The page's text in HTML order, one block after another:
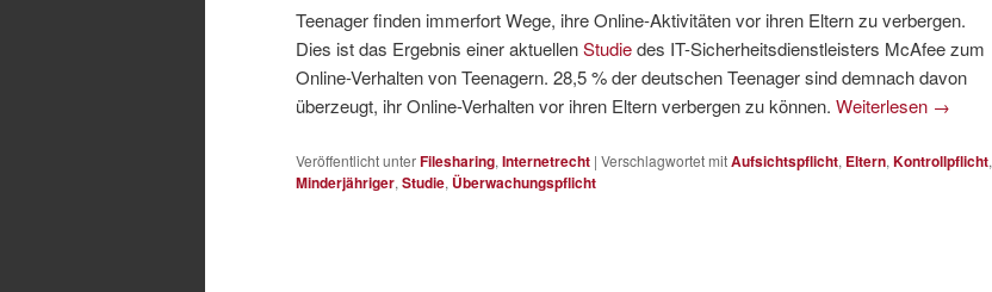
Teenager finden immerfort Wege, ihre Online-Aktivitäten vor ihren Eltern zu verbergen.
Dies ist das Ergebnis einer aktuellenStudiedes IT-Sicherheitsdienstleisters McAfee zum
Online-Verhalten von Teenagern. 28,5 % der deutschen Teenager sind demnach davon
überzeugt, ihr Online-Verhalten vor ihren Eltern verbergen zu können. Weiterlesen →
Veröffentlicht unterFilesharing, Internetrecht | Verschlagwortet mitAufsichtspflicht, Eltern, Kontrollpflicht,
Minderjähriger, Studie, Überwachungspflicht